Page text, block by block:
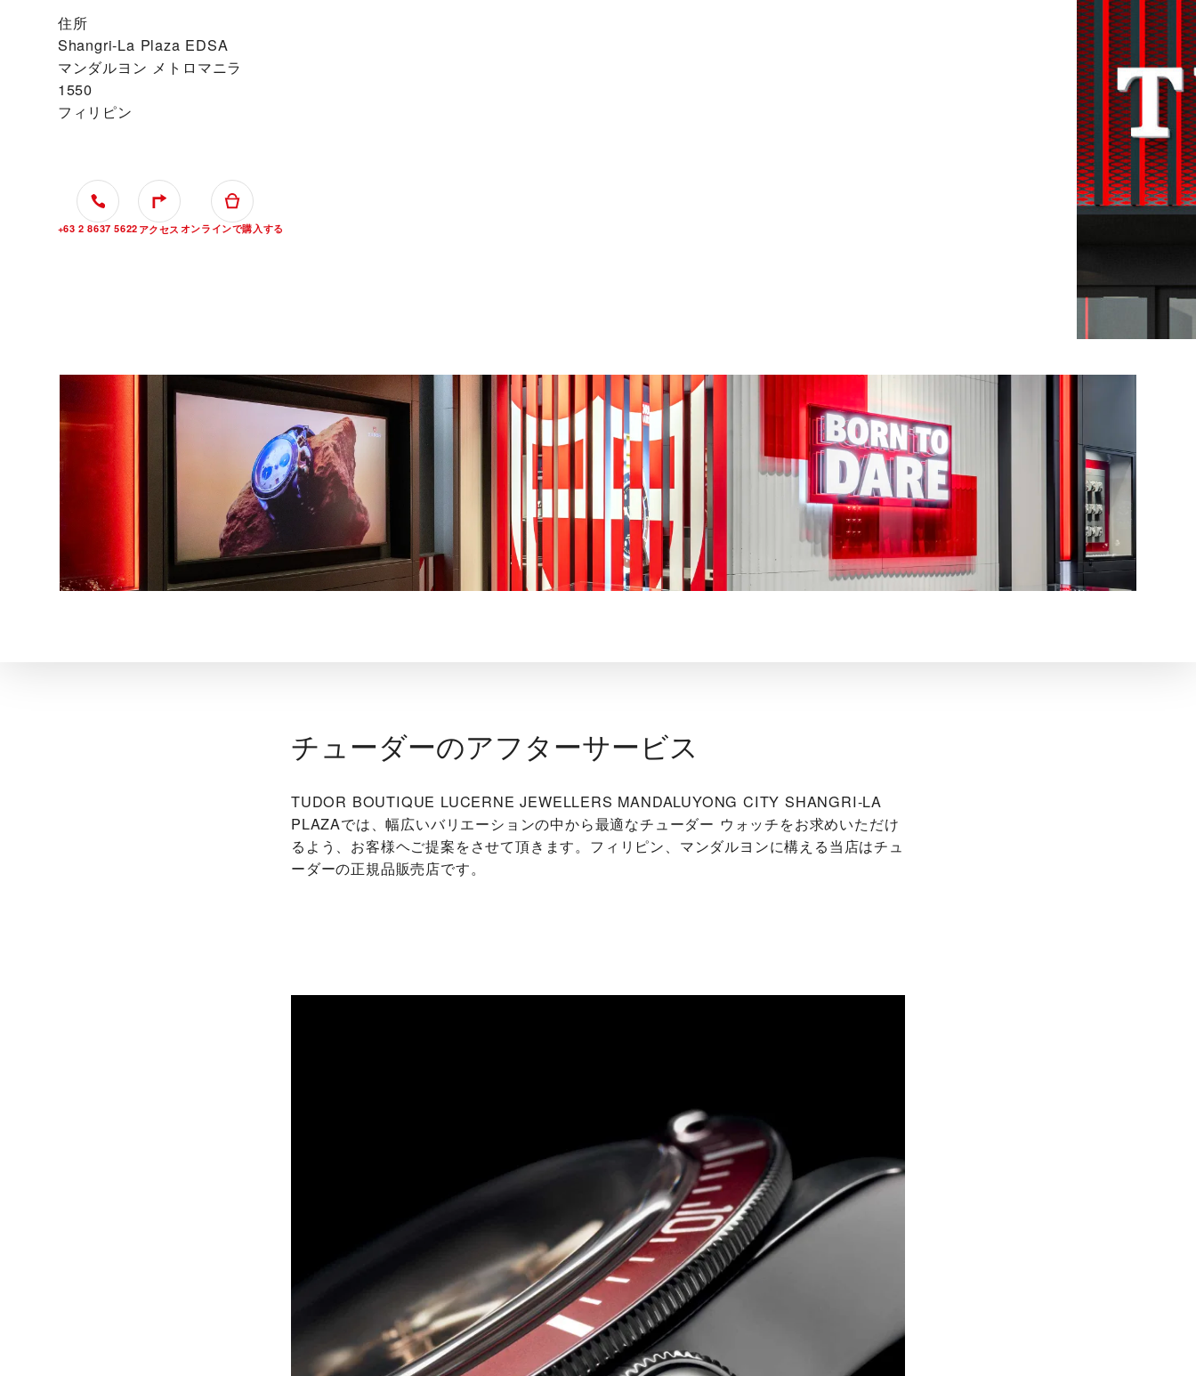
住所
Shangri-La Plaza EDSA
マンダルヨン メトロマニラ
1550
フィリピン
+63 2 8637 5622 アクセス オンラインで購入する
チューダーのアフターサービス
‭TUDOR BOUTIQUE LUCERNE JEWELLERS MANDALUYONG CITY SHANGRI-LA
PLAZA‬では、幅広いバリエーションの中から最適なチューダー ウォッチをお求めいただけ
るよう、お客様ヘご提案をさせて頂きます。フィリピン、マンダルヨンに構える当店はチュ
ーダーの正規品販売店です。